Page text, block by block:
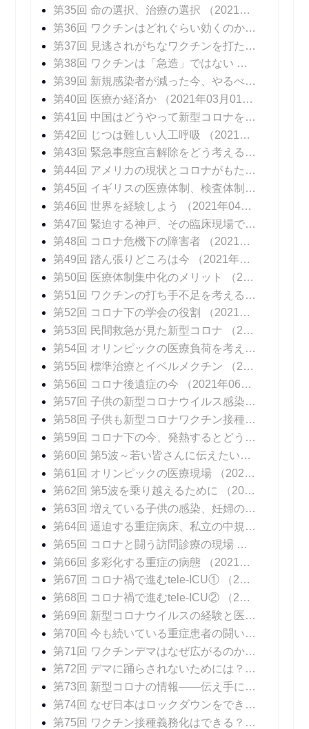
第35回 命の選択、治療の選択
（2021年01月25日 掲載）
第36回 ワクチンはどれぐらい効くのか？
第37回 見逃されがちなワクチンを打たないリスク
第38回 ワクチンは「急造」ではない
（2021年02
第39回 新規感染者が減った今、やるべきこと
第40回 医療か経済か
（2021年03月01日 掲載）
第41回 中国はどうやって新型コロナを抑え込んだのか
第42回 じつは難しい人工呼吸
（2021年03月15日 掲載）
第43回 緊急事態宣言解除をどう考えるか
第44回 アメリカの現状とコロナがもたらしたイノベーション
第45回 イギリスの医療体制、検査体制
（2021年
第46回 世界を経験しよう
（2021年04月12日 掲載）
第47回 緊迫する神戸、その臨床現場では
第48回 コロナ危機下の障害者
（2021年04月26日 掲載）
第49回 踏ん張りどころは今
（2021年05月03日 掲載）
第50回 医療体制集中化のメリット
（2021年05月10日 掲載）
第51回 ワクチンの打ち手不足を考える
（2021年
第52回 コロナ下の学会の役割
（2021年05月24日 掲載）
第53回 民間救急が見た新型コロナ
（2021年05月31日 掲載）
第54回 オリンピックの医療負荷を考える
第55回 標準治療とイベルメクチン
（2021年06月14日 掲載）
第56回 コロナ後遺症の今
（2021年06月21日 掲載）
第57回 子供の新型コロナウイルス感染症
第58回 子供も新型コロナワクチン接種を
第59回 コロナ下の今、発熱するとどうなる？
第60回 第5波～若い皆さんに伝えたいこと
第61回 オリンピックの医療現場
（2021年08月06日 掲載）
第62回 第5波を乗り越えるために
（2021年08月16日 掲載）
第63回 増えている子供の感染、妊婦の感染
第64回 逼迫する重症病床、私立の中規模急性期病院の頑張り
第65回 コロナと闘う訪問診療の現場
（2021年09
第66回 多彩化する重症の病態
（2021年09月20日 掲載）
第67回 コロナ禍で進むtele-ICU①
（2021年09月27日 掲載）
第68回 コロナ禍で進むtele-ICU②
（2021年10月04日 掲載）
第69回 新型コロナウイルスの経験と医療DXの可能性
第70回 今も続いている重症患者の闘い
（2021年
第71回 ワクチンデマはなぜ広がるのか？
第72回 デマに踊らされないためには？
（2021年
第73回 新型コロナの情報――伝え手に求められること
第74回 なぜ日本はロックダウンをできなかったのか？
第75回 ワクチン接種義務化はできる？ できない？